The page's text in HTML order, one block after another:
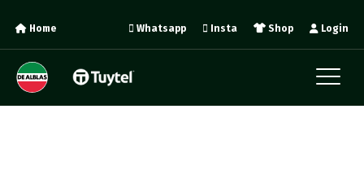
Home Login
Shop
Insta
Whatsapp